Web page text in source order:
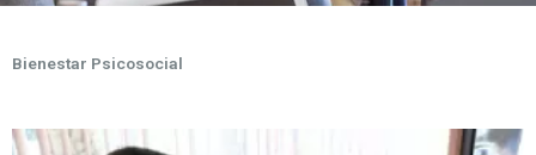
Bienestar Psicosocial